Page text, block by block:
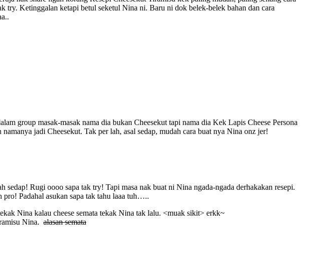
try. Ketinggalan ketapi betul seketul Nina ni. Baru ni dok belek-belek bahan dan cara
group masak-masak nama dia bukan Cheesekut tapi nama dia Kek Lapis Cheese Persona
jadi Cheesekut. Tak per lah, asal sedap, mudah cara buat nya Nina onz jer!
Rugi oooo sapa tak try! Tapi masa nak buat ni Nina ngada-ngada derhakakan resepi.
Padahal asukan sapa tak tahu laaa tuh…..
Nina kalau cheese semata tekak Nina tak lalu. <muak sikit> erkk~
Nina. alasan semata